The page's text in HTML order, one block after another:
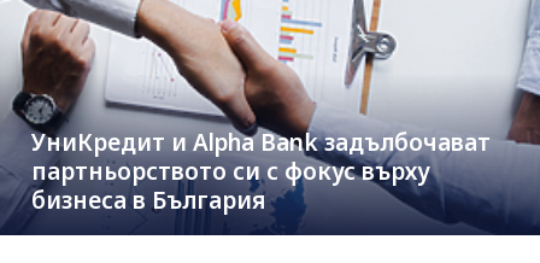
УниКредит и Alpha Bank задълбочават
партньорството си с фокус върху
бизнеса в България